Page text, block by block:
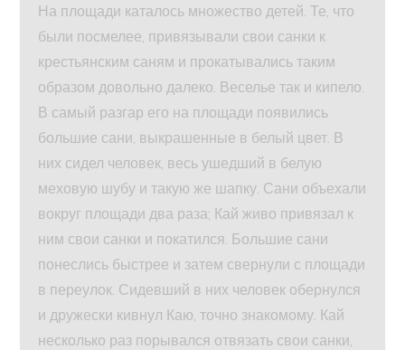
На площади каталось множество детей. Те, что
были посмелее, привязывали свои санки к
крестьянским саням и прокатывались таким
образом довольно далеко. Веселье так и кипело.
В самый разгар его на площади появились
большие сани, выкрашенные в белый цвет. В
них сидел человек, весь ушедший в белую
меховую шубу и такую же шапку. Сани объехали
вокруг площади два раза; Кай живо привязал к
ним свои санки и покатился. Большие сани
понеслись быстрее и затем свернули с площади
в переулок. Сидевший в них человек обернулся
и дружески кивнул Каю, точно знакомому. Кай
несколько раз порывался отвязать свои санки,